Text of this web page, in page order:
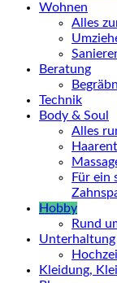
Wohnen
Alles
Beratung
Technik
Body & Soul
Alles
Für ein
Hobby
Rund
Unterhaltung
Kleidung,